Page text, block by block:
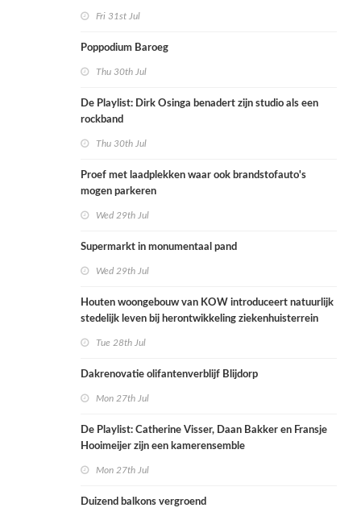
Fri 31st Jul
Poppodium Baroeg
Thu 30th Jul
De Playlist: Dirk Osinga benadert zijn studio als een
rockband
Thu 30th Jul
Proef met laadplekken waar ook brandstofauto's
mogen parkeren
Wed 29th Jul
Supermarkt in monumentaal pand
Wed 29th Jul
Houten woongebouw van KOW introduceert natuurlijk
stedelijk leven bij herontwikkeling ziekenhuisterrein
Tue 28th Jul
Dakrenovatie olifantenverblijf Blijdorp
Mon 27th Jul
De Playlist: Catherine Visser, Daan Bakker en Fransje
Hooimeijer zijn een kamerensemble
Mon 27th Jul
Duizend balkons vergroend